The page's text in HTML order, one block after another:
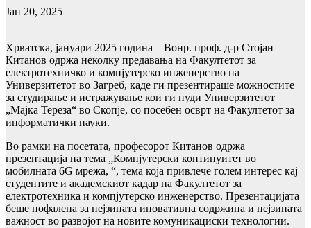
Јан 20, 2025
Хрватска, јануари 2025 година – Вонр. проф. д-р Стојан
Китанов одржа неколку предавања на Факултетот за
електротехничко и компјутерско инженерство на
Универзитетот во Загреб, каде ги презентираше можностите
за студирање и истражување кои ги нуди Универзитетот
„Мајка Тереза“ во Скопје, со посебен осврт на Факултетот за
информатички науки.
Во рамки на посетата, професорот Китанов одржа
презентација на тема „Компјутерски континуитет во
мобилната 6G мрежа, “, тема која привлече голем интерес кај
студентите и академскиот кадар на Факултетот за
електротехника и компјутерско инженерство. Презентацијата
беше пофалена за нејзината иновативна содржина и нејзината
важност во развојот на новите комуникациски технологии.